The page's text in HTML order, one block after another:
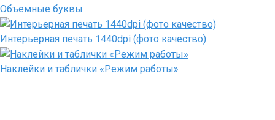
Объемные буквы
Интерьерная печать 1440dpi (фото качество)
Наклейки и таблички «Режим работы»